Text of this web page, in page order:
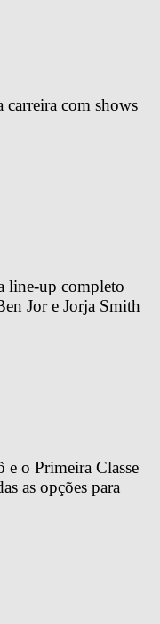
com shows
line-up completo
Jor e Jorja Smith
o Primeira Classe
as opções para